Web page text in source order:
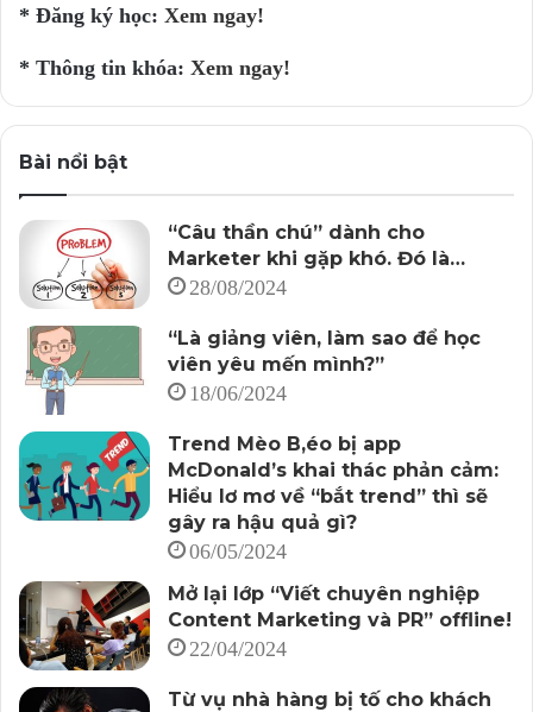
* Đăng ký học: Xem ngay!
* Thông tin khóa: Xem ngay!
Bài nổi bật
“Câu thần chú” dành cho
Marketer khi gặp khó. Đó là…
28/08/2024
“Là giảng viên, làm sao để học
viên yêu mến mình?”
18/06/2024
Trend Mèo B,éo bị app
McDonald’s khai thác phản cảm:
Hiểu lơ mơ về “bắt trend” thì sẽ
gây ra hậu quả gì?
06/05/2024
Mở lại lớp “Viết chuyên nghiệp
Content Marketing và PR” offline!
22/04/2024
Từ vụ nhà hàng bị tố cho khách